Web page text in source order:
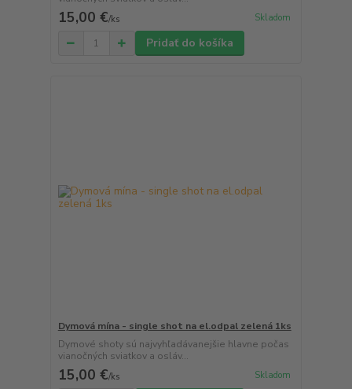
15,00 €/ks Skladom
Pridať do košíka
Dymová mína - single shot na el.odpal zelená 1ks
Dymové shoty sú najvyhľadávanejšie hlavne počas
vianočných sviatkov a osláv...
15,00 €/ks Skladom